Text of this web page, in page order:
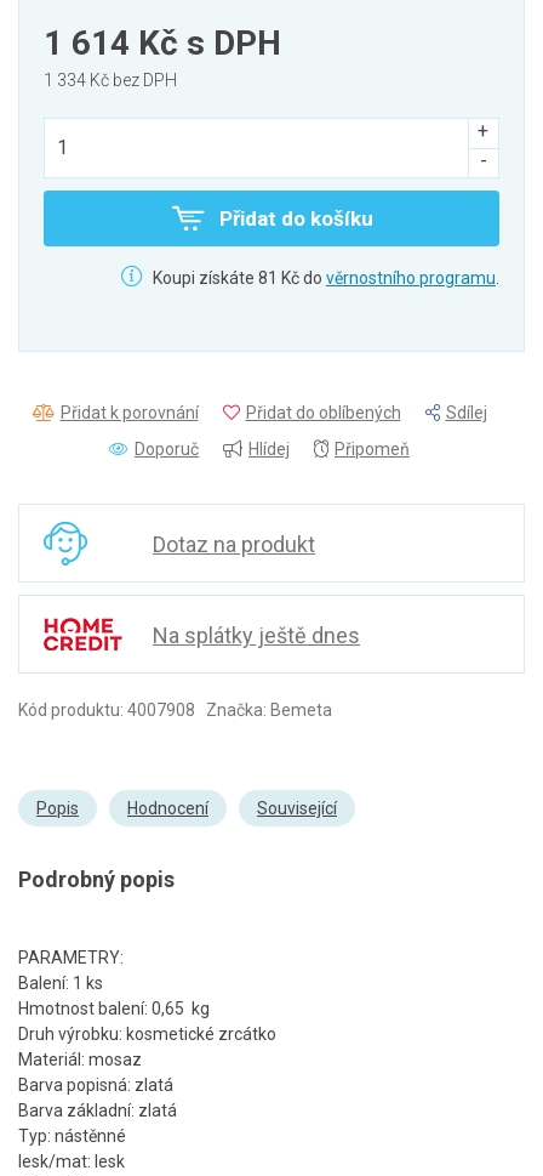
1 614 Kč s DPH
1 334 Kč bez DPH
Přidat do košíku
Koupi získáte 81 Kč do věrnostního programu
Přidat k porovnání Přidat do oblíbených
Sdílej
Doporuč
Hlídej Připomeň
Dotaz na produkt
Na splátky ještě dnes
Kód produktu: 4007908 Značka: Bemeta
Popis Hodnocení Související
Podrobný popis
PARAMETRY:
Balení: 1 ks
Hmotnost balení: 0,65 kg
Druh výrobku: kosmetické zrcátko
Materiál: mosaz
Barva popisná: zlatá
Barva základní: zlatá
Typ: nástěnné
lesk/mat: lesk